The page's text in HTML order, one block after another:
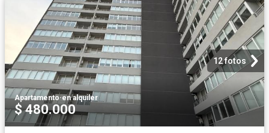
12 fotos
Apartamento·en alquiler
$ 480.000